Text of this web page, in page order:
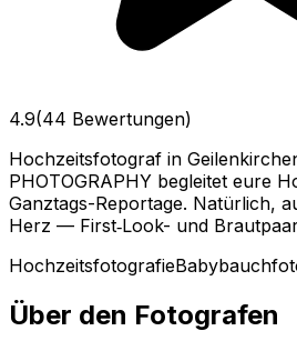
4.9(44 Bewertungen)
Hochzeitsfotograf in
PHOTOGRAPHY begleitet eure
Ganztags-Reportage. Natürlich,
Herz — First‑Look- und
Hochzeitsfotografie
Über den Fotografen